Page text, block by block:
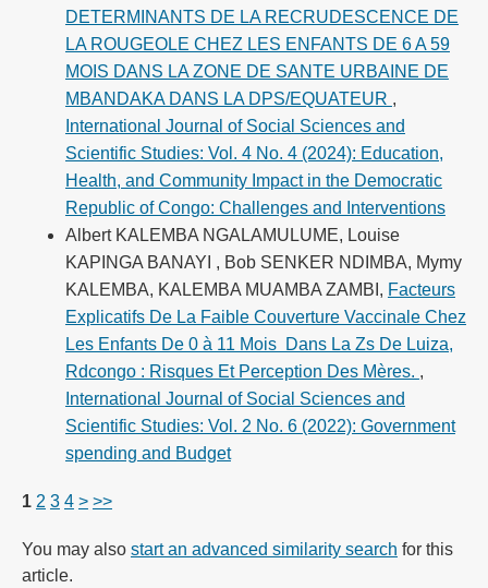
DETERMINANTS DE LA RECRUDESCENCE DE
LA ROUGEOLE CHEZ LES ENFANTS DE 6 A 59
MOIS DANS LA ZONE DE SANTE URBAINE DE
MBANDAKA DANS LA DPS/EQUATEUR ,
International Journal of Social Sciences and
Scientific Studies: Vol. 4 No. 4 (2024): Education,
Health, and Community Impact in the Democratic
Republic of Congo: Challenges and Interventions
Albert KALEMBA NGALAMULUME, Louise
KAPINGA BANAYI , Bob SENKER NDIMBA, Mymy
KALEMBA, KALEMBA MUAMBA ZAMBI, Facteurs
Explicatifs De La Faible Couverture Vaccinale Chez
Les Enfants De 0 à 11 Mois Dans La Zs De Luiza,
Rdcongo : Risques Et Perception Des Mères. ,
International Journal of Social Sciences and
Scientific Studies: Vol. 2 No. 6 (2022): Government
spending and Budget
1 2 3 4 > >>
You may also start an advanced similarity search for this
article.